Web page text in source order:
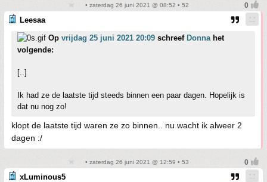
• zaterdag 26 juni 2021 @ 08:52 • 52
Leesaa
Op vrijdag 25 juni 2021 20:09 schreef Donnahet
volgende:
[..]
Ik had ze de laatste tijd steeds binnen een paar dagen. Hopelijk is
dat nu nog zo!
klopt de laatste tijd waren ze zo binnen.. nu wacht ik alweer 2
dagen :/
• zaterdag 26 juni 2021 @ 12:59 • 53
xLuminous5